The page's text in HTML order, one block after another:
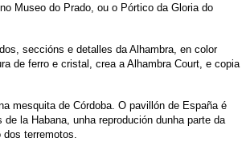
Museo do Prado, ou o Pórtico da Gloria do
seccións e detalles da Alhambra, en color
de ferro e cristal, crea a Alhambra Court, e copia
mesquita de Córdoba. O pavillón de España é
la Habana, unha reprodución dunha parte da
terremotos.